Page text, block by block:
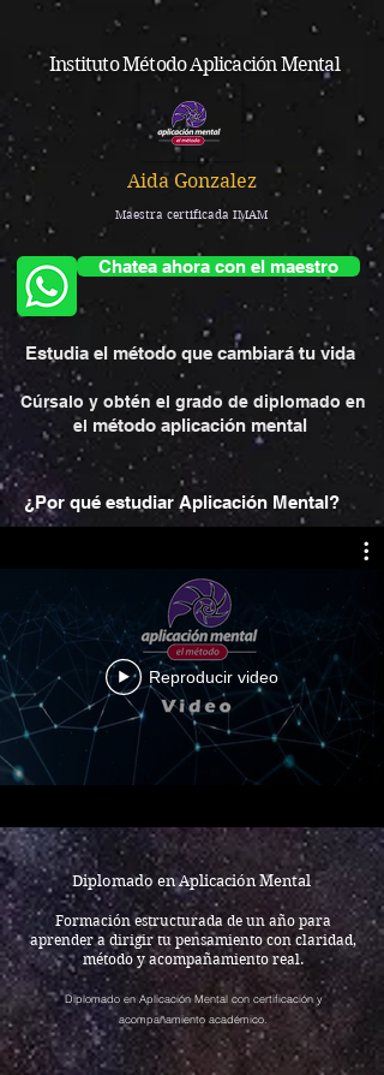
Instituto Método Aplicación Mental
Aida Gonzalez
Maestra certificada IMAM
Chatea ahora con el maestro
Estudia el método que cambiará tu vida
Cúrsalo y obtén el grado de diplomado en
el método aplicación mental
¿Por qué estudiar Aplicación Mental?
Reproducir video
Diplomado en Aplicación Mental
Formación estructurada de un año para
aprender a dirigir tu pensamiento con claridad,
método y acompañamiento real.
Diplomado en Aplicación Mental con certificación y
acompañamiento académico.